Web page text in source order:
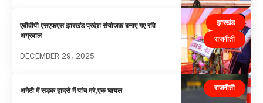
झारखंड
राजनीती
एबीवीपी एसएफएस झारखंड प्रदेश संयोजक बनाए गए रवि
अग्रवाल
DECEMBER 29, 2025
राजनीती
अमेठी में सड़क हादसे में पांच मरे,एक घायल